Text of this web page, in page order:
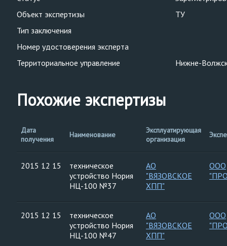
Объект экспертизы
ТУ
Тип заключения
Номер удостоверения эксперта
Территориальное управление
Нижне-
Похожие экспертизы
Дата
получения
Наименование
Эксплуатирующая
организация
2015 12 15
техническое
устройство Нория
НЦ-100 №37
АО
"ВЯЗОВСКОЕ
ХПП"
ООО
2015 12 15
техническое
устройство Нория
НЦ-100 №47
АО
"ВЯЗОВСКОЕ
ХПП"
ООО